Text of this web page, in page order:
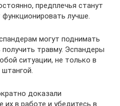
предплечья станут
функционировать лучше.
могут поднимать
травму. Эспандеры
ситуации, не только в
штангой.
доказали
в работе и убедитесь в